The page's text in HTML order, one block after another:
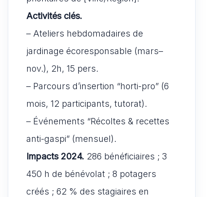
Activités clés.
– Ateliers hebdomadaires de
jardinage écoresponsable (mars–
nov.), 2h, 15 pers.
– Parcours d’insertion “horti-pro” (6
mois, 12 participants, tutorat).
– Événements “Récoltes & recettes
anti-gaspi” (mensuel).
Impacts 2024. 286 bénéficiaires ; 3
450 h de bénévolat ; 8 potagers
créés ; 62 % des stagiaires en